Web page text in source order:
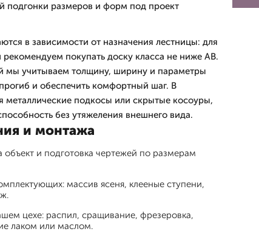
подгонки размеров и форм под проект
в зависимости от назначения лестницы: для
рекомендуем покупать доску класса не ниже АВ.
мы учитываем толщину, ширину и параметры
и обеспечить комфортный шаг. В
металлические подкосы или скрытые косоуры,
без утяжеления внешнего вида.
и монтажа
и подготовка чертежей по размерам
массив ясеня, клееные ступени,
цехе: распил, сращивание, фрезеровка,
лаком или маслом.